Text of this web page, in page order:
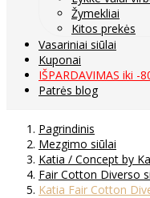
Žymekliai
Kitos prekės
Vasariniai siūlai
Kuponai
IŠPARDAVIMAS iki -
Patrės blog
Pagrindinis
Mezgimo siūlai
Katia / Concept by
Fair Cotton Diverso
Katia Fair Cotton